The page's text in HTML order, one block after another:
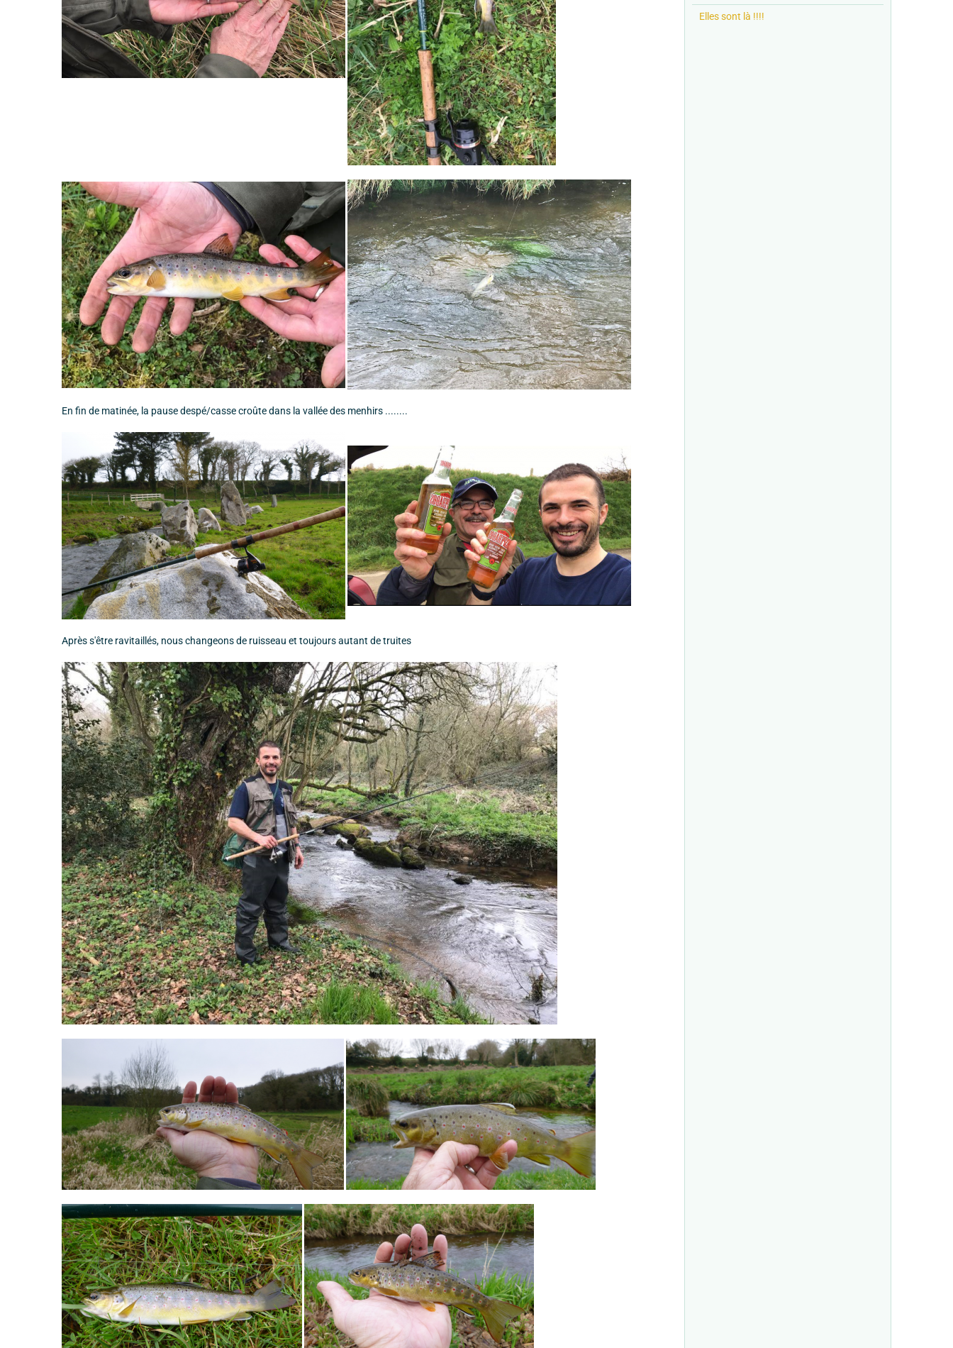
En fin de matinée, la pause despé/casse croûte dans la vallée des menhirs ........
Après s'être ravitaillés, nous changeons de ruisseau et toujours autant de truites
Elles sont là !!!!